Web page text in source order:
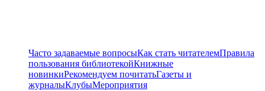
Часто задаваемые вопросыКак стать читателемПравила
пользования библиотекойКнижные
новинкиРекомендуем почитатьГазеты и
журналыКлубыМероприятия